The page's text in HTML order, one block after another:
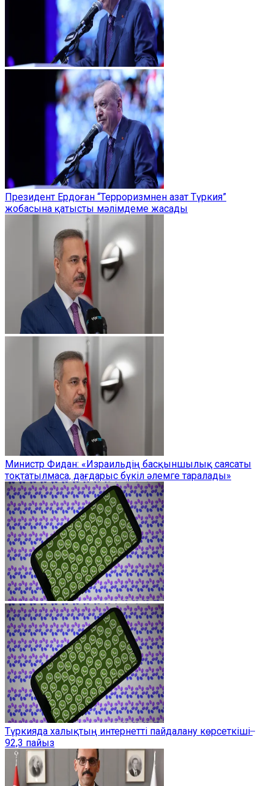
Президент Ердоған “Терроризмнен азат Түркия”
жобасына қатысты мәлімдеме жасады
Министр Фидан: «Израильдің басқыншылық саясаты
тоқтатылмаса, дағдарыс бүкіл әлемге таралады»
Түркияда халықтың интернетті пайдалану көрсеткіші ̶
92,3 пайыз